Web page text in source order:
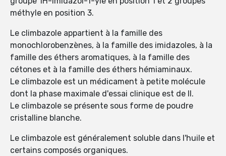
méthyle en position 3.
Le climbazole appartient à la famille des
monochlorobenzènes, à la famille des imidazoles, à la
famille des éthers aromatiques, à la famille des
cétones et à la famille des éthers hémiaminaux.
Le climbazole est un médicament à petite molécule
dont la phase maximale d'essai clinique est de II.
Le climbazole se présente sous forme de poudre
cristalline blanche.
Le climbazole est généralement soluble dans l'huile et
certains composés organiques.